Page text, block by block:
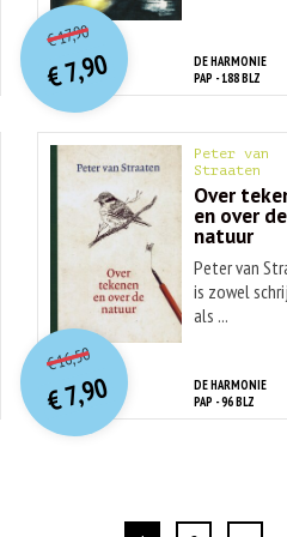
DE HARMONIE
PAP - 188 BLZ
€17,90O
orspr
onkelijke
prijs
was:
€ 17,90.
€7,90
Huidige
prijs
is:
€ 7,90.
Peter van
Straaten
Over
en over de
natuur
Peter van
is zowel
als ...
DE HARMONIE
PAP - 96 BLZ
€16,50O
orspr
onkelijke
prijs
was:
€ 16,50.
€7,90
Huidige
prijs
is:
€ 7,90.